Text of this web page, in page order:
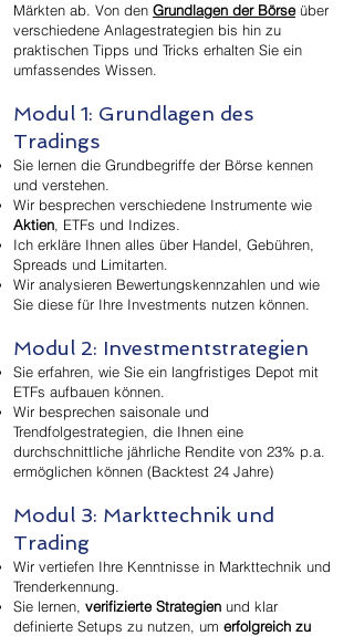
Märkten ab. Von den Grundlagen der Börseüber
verschiedene Anlagestrategien bis hin zu
praktischen Tipps und Tricks erhalten Sie ein
umfassendes Wissen.
Modul 1: Grundlagen des
Tradings
Sie lernen die Grundbegriffe der Börse kennen
und verstehen.
Wir besprechen verschiedene Instrumente wie
Aktien, ETFs und Indizes.
Ich erkläre Ihnen alles über Handel, Gebühren,
Spreads und Limitarten.
Wir analysieren Bewertungskennzahlen und wie
Sie diese für Ihre Investments nutzen können.
Modul 2: Investmentstrategien
Sie erfahren, wie Sie ein langfristiges Depot mit
ETFs aufbauen können.
Wir besprechen saisonale und
Trendfolgestrategien, die Ihnen eine
durchschnittliche jährliche Rendite von 23% p.a.
ermöglichen können (Backtest 24 Jahre)
Modul 3: Markttechnik und
Trading
Wir vertiefen Ihre Kenntnisse in Markttechnik und
Trenderkennung.
Sie lernen, verifizierte Strategien und klar
definierte Setups zu nutzen, um erfolgreich zu